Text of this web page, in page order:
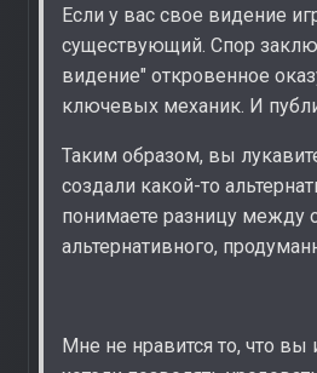
Если у вас свое видение
существующий. Спор
видение" откровенное
ключевых механик. И
Таким образом, вы
создали какой-то
понимаете разницу между
альтернативного,
Мне не нравится то, что